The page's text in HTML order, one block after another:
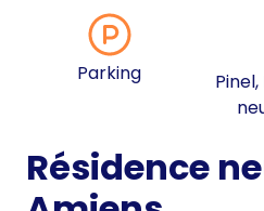
Parking
Résidence